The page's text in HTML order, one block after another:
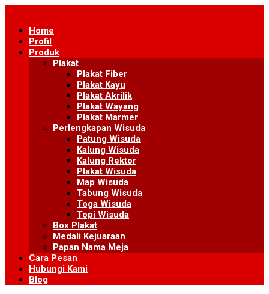
contentHome
Profil
Produk
Plakat
Plakat Fiber
Plakat Kayu
Plakat Akrilik
Plakat Wayang
Plakat Marmer
Perlengkapan Wisuda
Patung Wisuda
Kalung Wisuda
Kalung Rektor
Plakat Wisuda
Map Wisuda
Tabung Wisuda
Toga Wisuda
Topi Wisuda
Box Plakat
Medali Kejuaraan
Papan Nama Meja
Cara Pesan
Hubungi Kami
Blog